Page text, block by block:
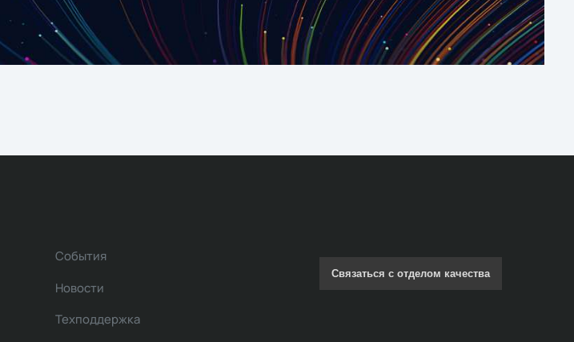
События
Новости
Техподдержка
Связаться с отделом качества